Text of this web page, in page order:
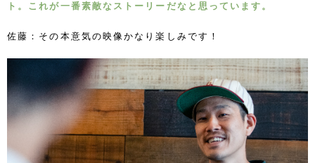
ト。これが一番素敵なストーリーだなと思っています。
佐藤：その本意気の映像かなり楽しみです！